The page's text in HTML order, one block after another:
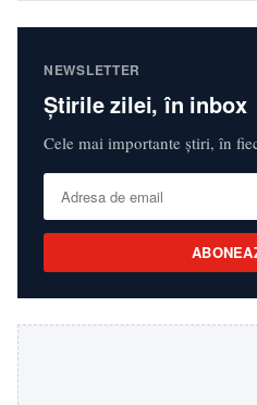
NEWSLETTER
Știrile zilei, în inbox
Cele mai importante știri, în